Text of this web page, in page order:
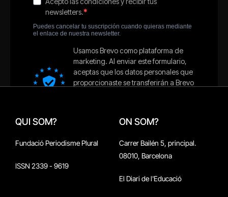
QUI SOM?
Fundació Periodisme Plural
ISSN 2339 - 9619
ON SOM?
Carrer Bailén 5, principal.
08010, Barcelona
El Diari de l'Educació